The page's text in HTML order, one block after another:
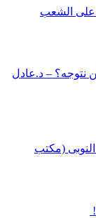
على الشعب
نتوجه؟ – د.عادل
(مكتب